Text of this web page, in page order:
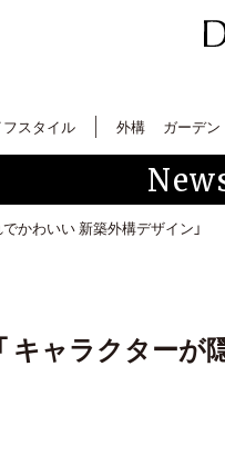
フスタイル 外構 ガーデン
かわいい 新築外構デザイン」
キャラクター